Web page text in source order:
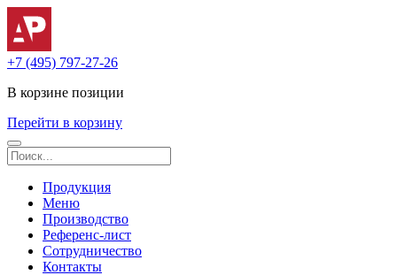
+7 (495) 797-27-26
В корзине позиции
Перейти в корзину
Продукция
Меню
Производство
Референс-лист
Сотрудничество
Контакты